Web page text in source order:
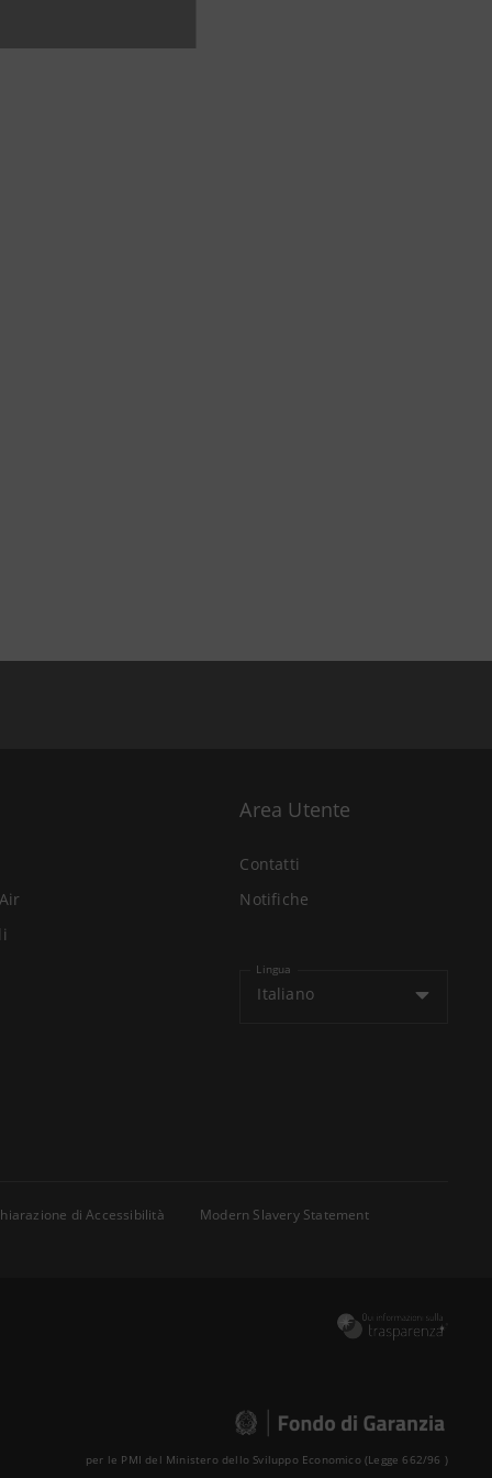
Area Utente
Contatti
Notifiche
Lingua
Italiano
di Accessibilità
Modern Slavery Statement
per le PMI del Ministero dello Sviluppo Economico (Legge 662/96 )